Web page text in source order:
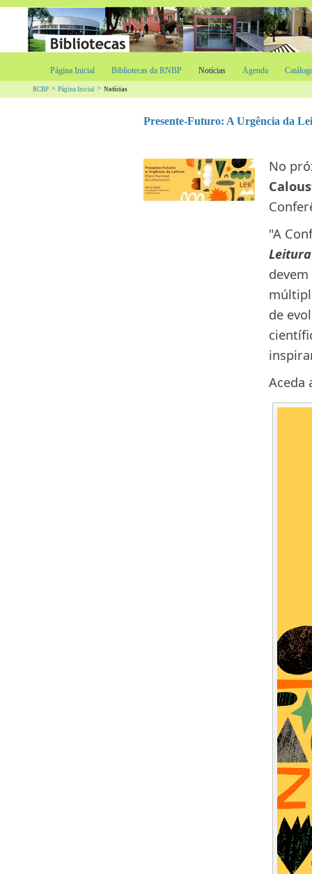
Página Inicial Bibliotecas da RNBP Notícias Agenda
RCBP > Página Inicial > Notícias
Presente-Futuro: A Urgência da
​No
"A
Leitura
de
Aceda